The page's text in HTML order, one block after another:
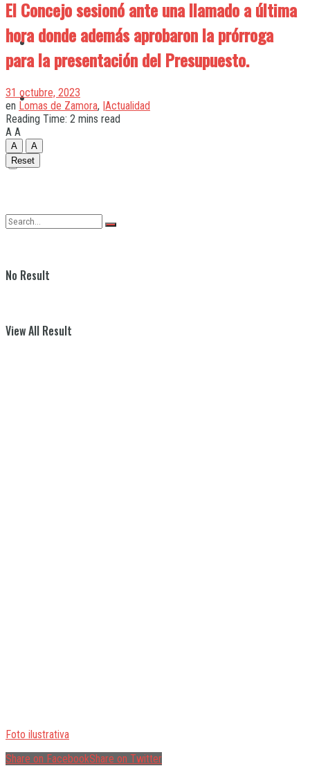
Quilmes
Varela
No Result
View All Result
El Concejo sesionó ante una llamado a última
hora donde además aprobaron la prórroga
para la presentación del Presupuesto.
31 octubre, 2023
en Lomas de Zamora, |Actualidad
Reading Time: 2 mins read
A A
A
A
Reset
Foto ilustrativa
Share on FacebookShare on Twitter